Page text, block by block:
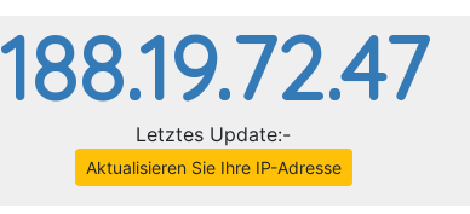
188.19.72.47
Letztes Update:-
Aktualisieren Sie Ihre IP-Adresse